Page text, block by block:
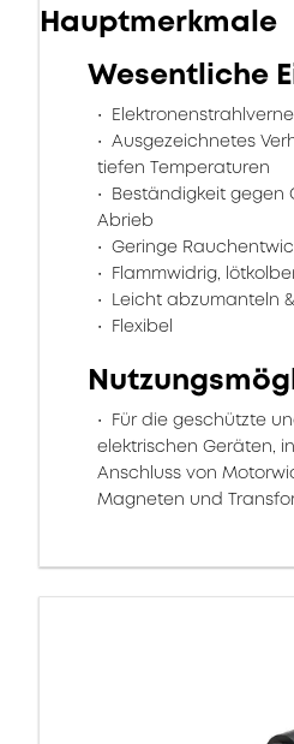
Hauptmerkmale
Wesentliche
Ausgezeichnetes
tiefen Temperaturen
Beständigkeit gegen
Abrieb
Geringe
Flammwidrig,
Leicht abzumanteln
Flexibel
Für die geschützte
elektrischen Geräten,
Anschluss von
Magneten und